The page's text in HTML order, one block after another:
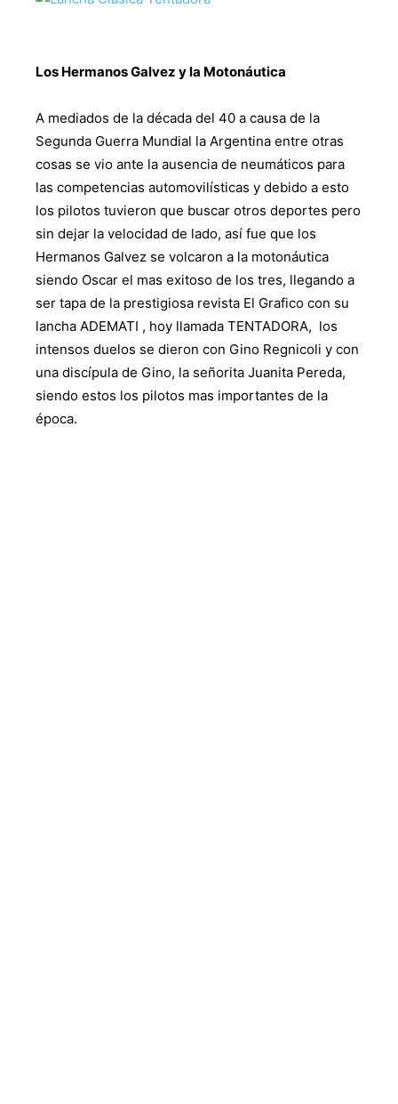
Los Hermanos Galvez y la Motonáutica
A mediados de la década del 40 a causa de la
Segunda Guerra Mundial la Argentina entre otras
cosas se vio ante la ausencia de neumáticos para
las competencias automovilísticas y debido a esto
los pilotos tuvieron que buscar otros deportes pero
sin dejar la velocidad de lado, así fue que los
Hermanos Galvez se volcaron a la motonáutica
siendo Oscar el mas exitoso de los tres, llegando a
ser tapa de la prestigiosa revista El Grafico con su
lancha ADEMATI , hoy llamada TENTADORA, los
intensos duelos se dieron con Gino Regnicoli y con
una discípula de Gino, la señorita Juanita Pereda,
siendo estos los pilotos mas importantes de la
época.